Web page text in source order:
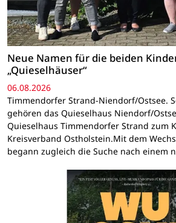
Neue Namen für die beiden
„Quieselhäuser“
06.08.2026
Timmendorfer Strand-Niendorf/Ostsee.
gehören das Quieselhaus Niendorf/
Quieselhaus Timmendorfer Strand zum
Kreisverband Ostholstein.Mit dem
begann zugleich die Suche nach einem